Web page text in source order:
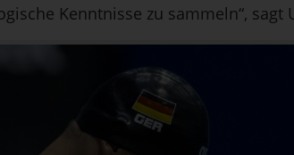
Kenntnisse zu sammeln“, sagt